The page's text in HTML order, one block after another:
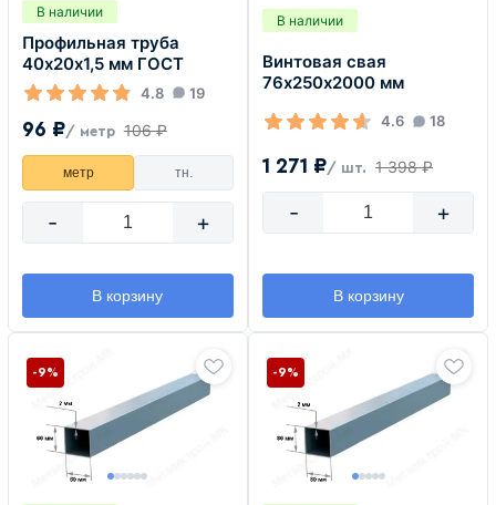
В наличии
Профильная труба
40х20х1,5 мм ГОСТ
4.8 19
96 ₽/ метр 106 ₽
метр тн.
- +
В корзину
В наличии
Винтовая свая
76х250х2000 мм
4.6 18
1 271 ₽/ шт. 1 398 ₽
- +
В корзину
-9% -9%